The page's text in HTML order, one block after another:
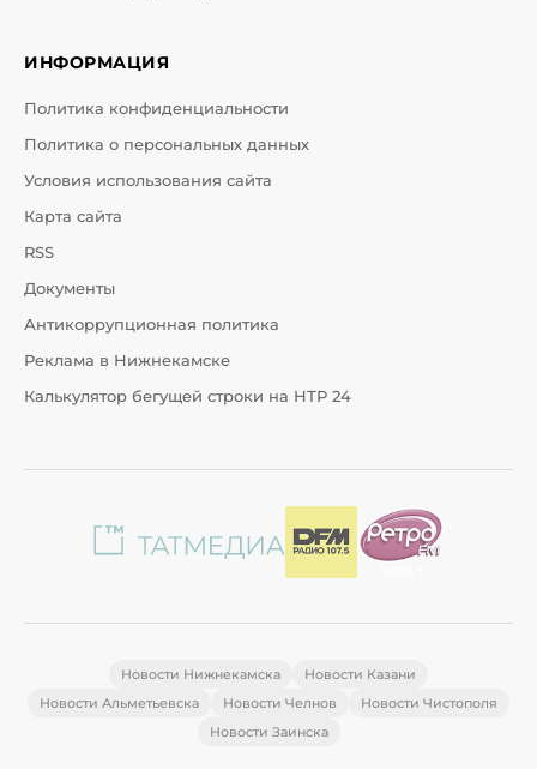
ИНФОРМАЦИЯ
Политика конфиденциальности
Политика о персональных данных
Условия использования сайта
Карта сайта
RSS
Документы
Антикоррупционная политика
Реклама в Нижнекамске
Калькулятор бегущей строки на НТР 24
Новости Нижнекамска
Новости Казани
Новости Альметьевска
Новости Челнов
Новости Чистополя
Новости Заинска